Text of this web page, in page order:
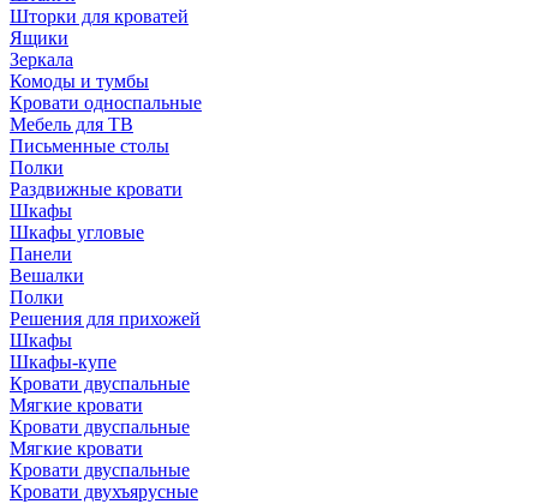
Шторки для кроватей
Ящики
Зеркала
Комоды и тумбы
Кровати односпальные
Мебель для ТВ
Письменные столы
Полки
Раздвижные кровати
Шкафы
Шкафы угловые
Панели
Вешалки
Полки
Решения для прихожей
Шкафы
Шкафы-купе
Кровати двуспальные
Мягкие кровати
Кровати двуспальные
Мягкие кровати
Кровати двуспальные
Кровати двухъярусные